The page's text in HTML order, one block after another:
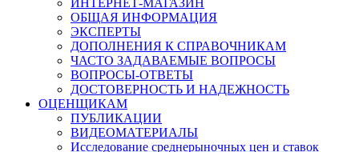
ИНТЕРНЕТ-МАГАЗИН
ОБЩАЯ ИНФОРМАЦИЯ
ЭКСПЕРТЫ
ДОПОЛНЕНИЯ К СПРАВОЧНИКАМ
ЧАСТО ЗАДАВАЕМЫЕ ВОПРОСЫ
ВОПРОСЫ-ОТВЕТЫ
ДОСТОВЕРНОСТЬ И НАДЕЖНОСТЬ
ОЦЕНЩИКАМ
ПУБЛИКАЦИИ
ВИДЕОМАТЕРИАЛЫ
Исследование среднерыночных цен и ставок